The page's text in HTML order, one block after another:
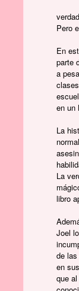
Pero
En
parte
a
en un
La
La
libro
Joel
de
en
que